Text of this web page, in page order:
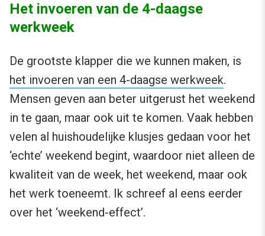
Het invoeren van de 4-daagse
werkweek
De grootste klapper die we kunnen maken, is
het invoeren van een 4-daagse werkweek.
Mensen geven aan beter uitgerust het weekend
in te gaan, maar ook uit te komen. Vaak hebben
velen al huishoudelijke klusjes gedaan voor het
‘echte’ weekend begint, waardoor niet alleen de
kwaliteit van de week, het weekend, maar ook
het werk toeneemt. Ik schreef al eens eerder
over het ‘weekend-effect’.